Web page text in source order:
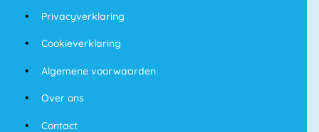
Privacyverklaring
Cookieverklaring
Algemene voorwaarden
Over ons
Contact